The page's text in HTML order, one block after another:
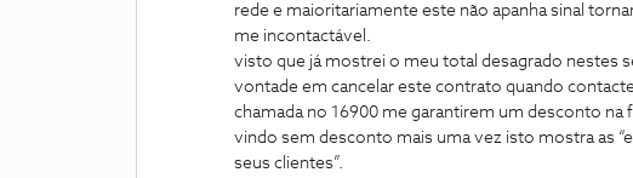
rede e maioritariamente este não apanha sinal
me incontactável.
visto que já mostrei o meu total desagrado nestes
vontade em cancelar este contrato quando
chamada no 16900 me garantirem um desconto
vindo sem desconto mais uma vez isto mostra as
seus clientes”.